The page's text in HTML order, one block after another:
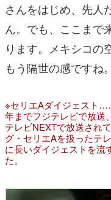
さんをはじめ、先人
ん。でも、ここま
ります。メキシコの
もう隔世の感ですね。
※セリエAダイジェスト
年までフジテレビで放送
テレビNEXTで放送され
グ・セリエAを扱ったテ
に長いダイジェストを流
た。